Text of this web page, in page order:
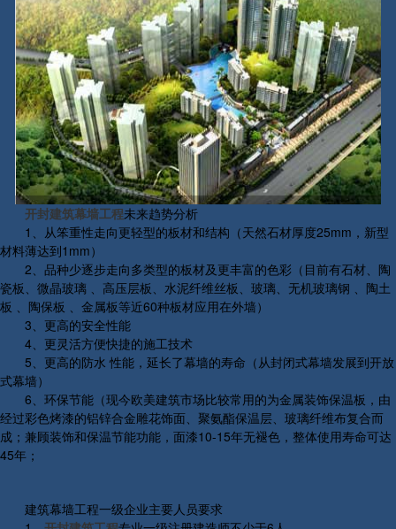
开封建筑幕墙工程未来趋势分析
1、从笨重性走向更轻型的板材和结构（天然石材厚度25mm，新型
材料薄达到1mm）
2、品种少逐步走向多类型的板材及更丰富的色彩（目前有石材、陶
瓷板、微晶玻璃 、高压层板、水泥纤维丝板、玻璃、无机玻璃钢 、陶土
板 、陶保板 、金属板等近60种板材应用在外墙）
3、更高的安全性能
4、更灵活方便快捷的施工技术
5、更高的防水 性能，延长了幕墙的寿命（从封闭式幕墙发展到开放
式幕墙）
6、环保节能（现今欧美建筑市场比较常用的为金属装饰保温板，由
经过彩色烤漆的铝锌合金雕花饰面、聚氨酯保温层、玻璃纤维布复合而
成；兼顾装饰和保温节能功能，面漆10-15年无褪色，整体使用寿命可达
45年；
建筑幕墙工程一级企业主要人员要求